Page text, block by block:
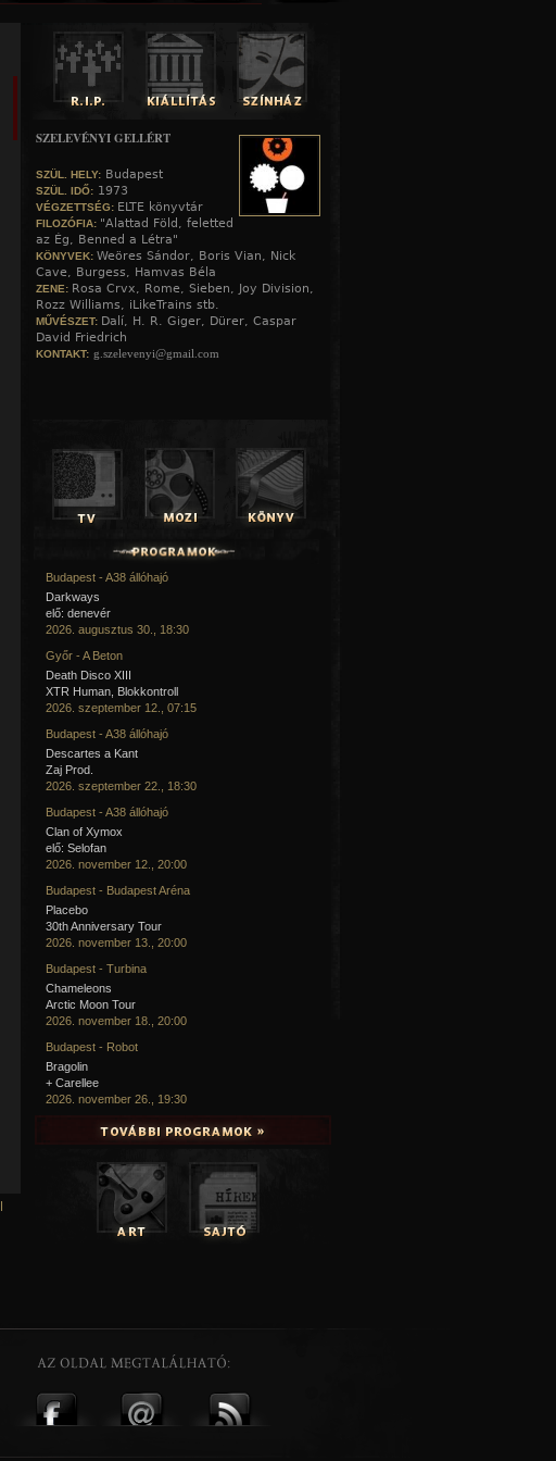
SZELEVÉNYI GELLÉRT
SZÜL. HELY: Budapest
SZÜL. IDŐ: 1973
VÉGZETTSÉG: ELTE könyvtár
FILOZÓFIA: "Alattad Föld, feletted
az Ég, Benned a Létra"
KÖNYVEK: Weöres Sándor, Boris Vian, Nick
Cave, Burgess, Hamvas Béla
ZENE: Rosa Crvx, Rome, Sieben, Joy Division,
Rozz Williams, iLikeTrains stb.
MŰVÉSZET: Dalí, H. R. Giger, Dürer, Caspar
David Friedrich
KONTAKT: g.szelevenyi@gmail.com
Budapest - A38 állóhajó
Darkways
elő: denevér
2026. augusztus 30., 18:30
Győr - A Beton
Death Disco XIII
XTR Human, Blokkontroll
2026. szeptember 12., 07:15
Budapest - A38 állóhajó
Descartes a Kant
Zaj Prod.
2026. szeptember 22., 18:30
Budapest - A38 állóhajó
Clan of Xymox
elő: Selofan
2026. november 12., 20:00
Budapest - Budapest Aréna
Placebo
30th Anniversary Tour
2026. november 13., 20:00
Budapest - Turbina
Chameleons
Arctic Moon Tour
2026. november 18., 20:00
Budapest - Robot
Bragolin
+ Carellee
2026. november 26., 19:30